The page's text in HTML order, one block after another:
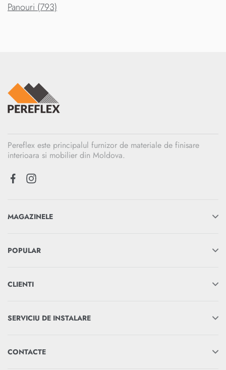
Panouri (793)
Pereflex este principalul furnizor de materiale de finisare
interioara si mobilier din Moldova.
MAGAZINELE
POPULAR
CLIENTI
SERVICIU DE INSTALARE
CONTACTE